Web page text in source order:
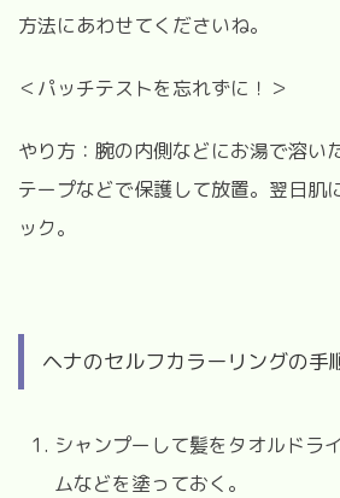
方法にあわせてくださいね。
＜パッチテストを忘れずに！＞
やり方：腕の内側などにお湯で溶い
テープなどで保護して放置。翌日肌
ック。
ヘナのセルフカラーリングの手
シャンプーして髪をタオルドラ
ムなどを塗っておく。